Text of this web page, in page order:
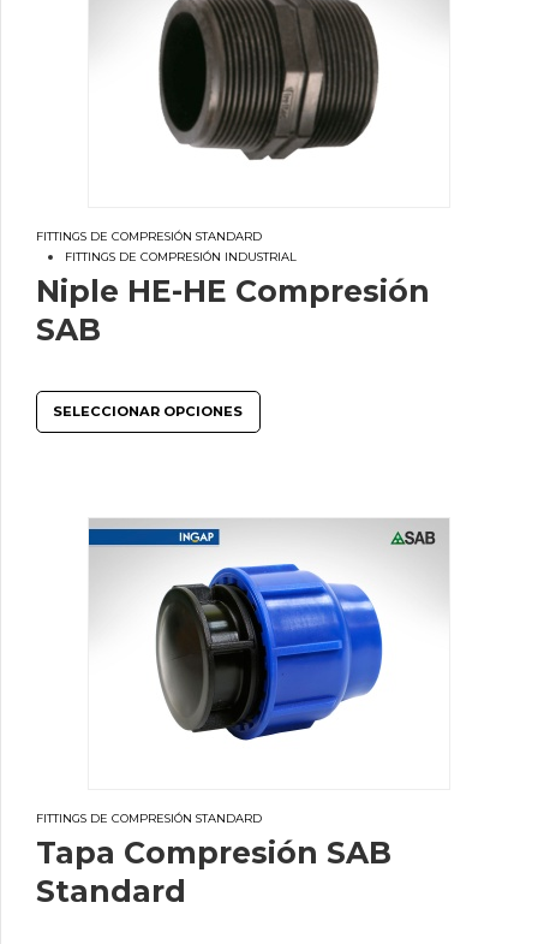
FITTINGS DE COMPRESIÓN STANDARD
FITTINGS DE COMPRESIÓN INDUSTRIAL
Niple HE-HE Compresión
SAB
SELECCIONAR OPCIONES
FITTINGS DE COMPRESIÓN STANDARD
Tapa Compresión SAB
Standard